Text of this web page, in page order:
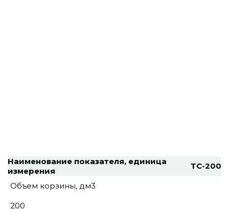
Наименование показателя, единица
измерения
ТС-200
Объем корзины, дм3
200